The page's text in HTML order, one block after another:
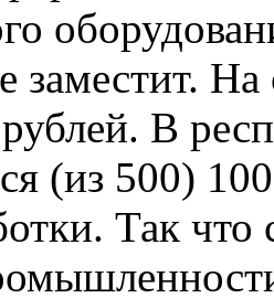
заместит.
В
(из 500)
Так